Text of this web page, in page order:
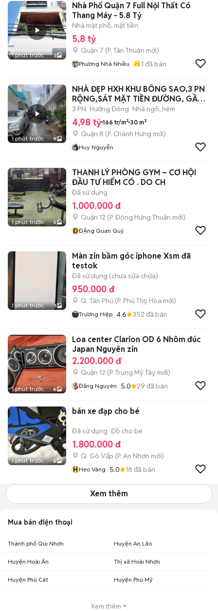
1 phút trước 3
Nhà Phố Quận 7 Full Nội Thất Có
Thang Máy - 5.8 Tỷ
Nhà mặt phố, mặt tiền
5,8 tỷ
Quận 7 (P. Tân Thuận mới)
Phương Nhà Nhiều 1 đã bán
1 phút trước 9
NHÀ ĐẸP HXH KHU BÔNG SAO,3 PN
RỘNG,SÁT MẶT TIỀN ĐƯỜNG, GẦN
CÔNG VIÊN,
3 PN Hướng Đông Nhà ngõ, hẻm
4,98 tỷ 166 tr/m² 30 m²
Quận 8 (P. Chánh Hưng mới)
Huy Nguyễn
1 phút trước 5
THANH LÝ PHÒNG GYM – CƠ HỘI
ĐẦU TƯ HIẾM CÓ . DO CH
Đã sử dụng
1.000.000 đ
Quận 12 (P. Đông Hưng Thuận mới)
ĐĐẶng Quan Quý
1 phút trước 1
Màn zin bầm góc iphone Xsm đã
testok
Đã sử dụng (chưa sửa chữa)
950.000 đ
Q. Tân Phú (P. Phú Thọ Hòa mới)
Trương Hiệp 4.6 352 đã bán
1 phút trước 6
Loa center Clarion OD 6 Nhôm đúc
Japan Nguyên zin
2.200.000 đ
Quận 12 (P. Trung Mỹ Tây mới)
Đăng Nguyên 5.0 29 đã bán
1 phút trước 6
bán xe đạp cho bé
Đã sử dụng Đồ cho bé
1.800.000 đ
Q. Gò Vấp (P. An Nhơn mới)
HHeo Vàng 5.0 18 đã bán
Xem thêm
Mua bán điện thoại
Thành phố Qui Nhơn Huyện An Lão
Huyện Hoài Ân Thị xã Hoài Nhơn
Huyện Phù Cát Huyện Phù Mỹ
Xem thêm